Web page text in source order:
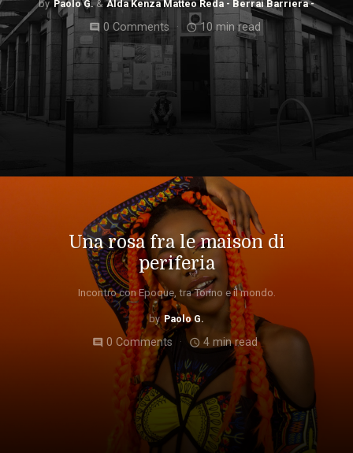
Paolo G. Alda Kenza Matteo Reda - Berrai Barriera -
comment 0 Comments access_time10 min read
Una rosa fra le maison di
periferia
Incontro con Epoque, tra Torino e il mondo.
Paolo G.
comment 0 Comments access_time 4 min read